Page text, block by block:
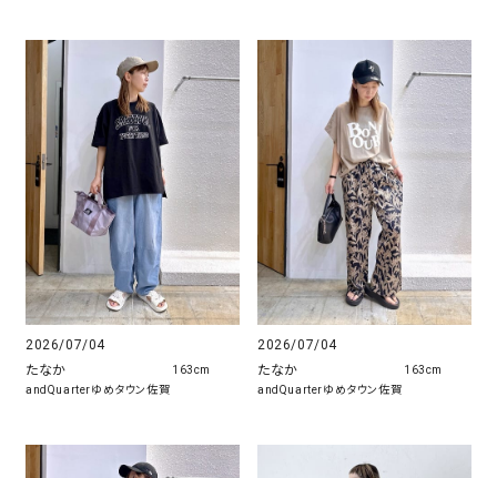
2026/07/04
たなか
andQuarterゆめタウン佐賀
163cm
2026/07/04
たなか
andQuarterゆめタウン佐賀
163cm